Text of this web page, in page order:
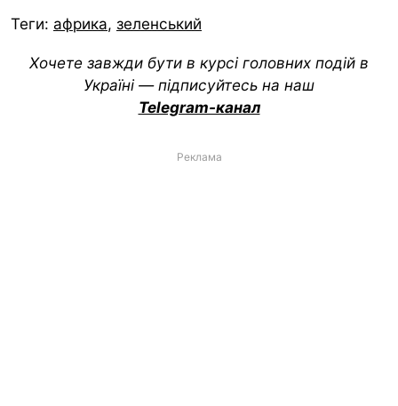
Теги: африка, зеленський
Хочете завжди бути в курсі головних подій в
Україні — підписуйтесь на наш
Telegram-канал
Реклама